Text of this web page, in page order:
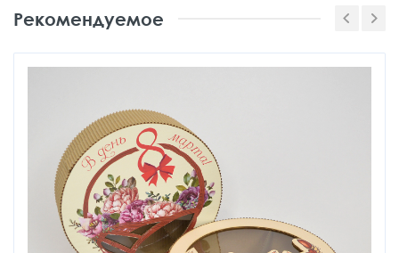
Рекомендуемое